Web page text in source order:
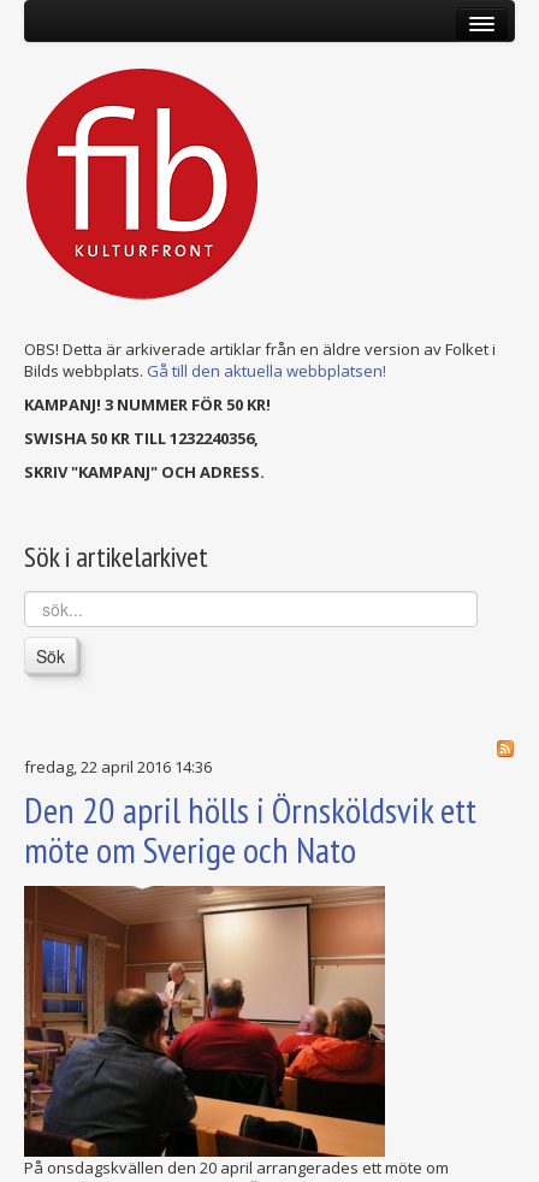
OBS! Detta är arkiverade artiklar från en äldre version av Folket i
Bilds webbplats. Gå till den aktuella webbplatsen!
KAMPANJ! 3 NUMMER FÖR 50 KR!
SWISHA 50 KR TILL 1232240356,
SKRIV "KAMPANJ" OCH ADRESS.
Sök i artikelarkivet
sök...
Sök
fredag, 22 april 2016 14:36
Den 20 april hölls i Örnsköldsvik ett
möte om Sverige och Nato
På onsdagskvällen den 20 april arrangerades ett möte om